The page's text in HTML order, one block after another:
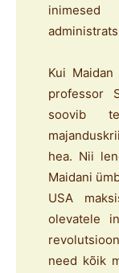
Kui
professor
soovib
hea. Nii
Maidani
USA
olevatele
need kõik